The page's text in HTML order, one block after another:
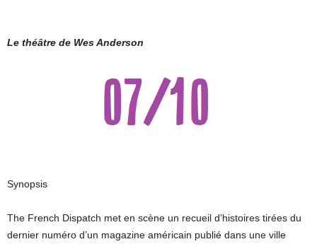
Le théâtre de Wes Anderson
Synopsis
The French Dispatch met en scène un recueil d’histoires tirées du
dernier numéro d’un magazine américain publié dans une ville